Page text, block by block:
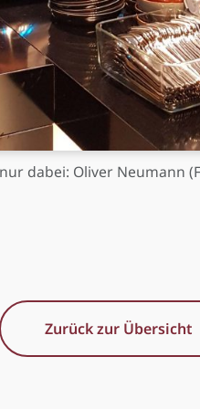
dabei: Oliver Neumann
Zurück zur Übersicht